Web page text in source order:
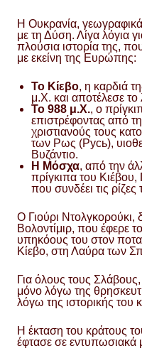
Η Ουκρανία, γεωγραφικά
με τη Δύση. Λίγα λόγια
πλούσια ιστορία της,
με εκείνη της Ευρώπης:
Το Κίεβο, η καρδιά
μ.Χ. και αποτέλεσε
Το 988 μ.Χ., ο
επιστρέφοντας από
χριστιανούς τους
των Ρως (Русь),
Βυζάντιο.
Η Μόσχα, από την
πρίγκιπα του Κιέβου,
που συνδέει τις
Ο Γιούρι Ντολγκορούκι,
Βολοντίμιρ, που έφερε
υπηκόους του στον
Κίεβο, στη Λαύρα των
Για όλους τους Σλάβους,
μόνο λόγω της
λόγω της ιστορικής του
Η έκταση του κράτους
έφτασε σε εντυπωσιακά